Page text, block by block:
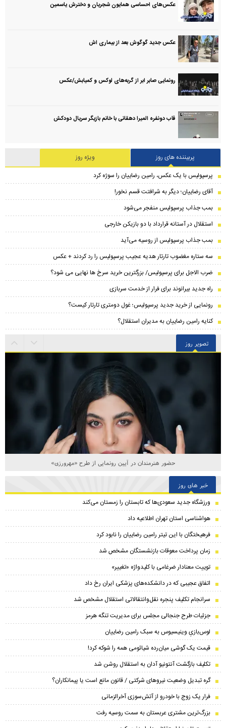
عکس‌های احساسی همایون شجریان و دخترش یاسمین
عکس جدید گوگوش بعد از بیماری اش
رونمایی صابر ابر از گربه‌های لوکس و کمیابش/عکس
قاب دونفره المیرا دهقانی با خانم بازیگر سریال دودکش
پربیننده های روز
ویژه روز
پرسپولیس با یک عکس، رامین رضاییان را سوژه کرد
آقای رضاییان؛ دیگر به شرافتت قسم نخور!
بمب جذاب پرسپولیس منفجر می‌شود
استقلال در آستانه قرارداد با دو بازیکن خارجی
بمب جذاب پرسپولیس از روسیه می‌آید
سه ستاره مغضوب تارتار هدیه عجیب پرسپولیس را رد کردند + عکس
ضرب الاجل برای پرسپولیس/ بزرگترین خرید سرخ ها نهایی می شود؟
راه جدید بیرانوند برای فرار از خدمت سربازی
رونمایی از خرید جدید پرسپولیس؛ غول دومتری تارتار کیست؟
کنایه رامین رضاییان به مدیران استقلال؟
تصویر روز
حضور هنرمندان در آیین رونمایی از طرح «مهرورزی»
خبر های روز
ورزشگاه جدید سعودی‌ها که تابستان را زمستان می‌کند
هواشناسی استان تهران اطلاعیه داد
فرهیختگان با این تیتر رامین رضاییان را نابود کرد
زمان پرداخت معوقات بازنشستگان مشخص شد
توییت معنادار ضرغامی با کلیدواژه «تغییر»
اتفاق عجیبی که در دانشکده‌های پزشکی ایران رخ داد
سرانجام تکلیف پنجره نقل‌وانتقالاتی استقلال مشخص شد
جزئیات طرح جنجالی مجلس برای مدیریت تنگه هرمز
لوس‌بازیِ وینیسیوس به سبک رامین رضاییان
قیمت یک گوشی میان‌رده شیائومی همه را شوکه کرد!
تکلیف بازگشت آنتونیو آدان به استقلال روشن شد
گره تبدیل وضعیت نیروهای شرکتی / قانون مانع است یا پیمانکاران؟
فرار یک زوج با خودرو از آتش‌سوزی آخرالزمانی
بزرگ‌ترین مشتری عربستان به سمت روسیه رفت